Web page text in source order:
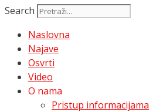
Search
Naslovna
Najave
Osvrti
Video
O nama
Pristup informacijama